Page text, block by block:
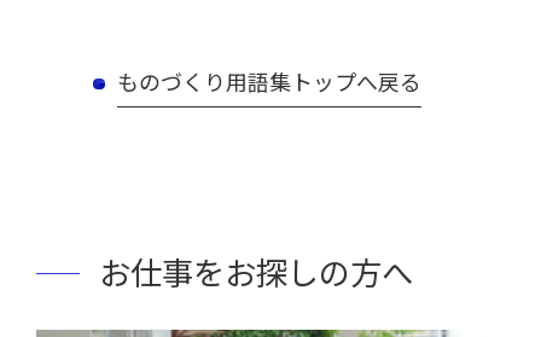
ものづくり用語集トップへ戻る
お仕事をお探しの方へ